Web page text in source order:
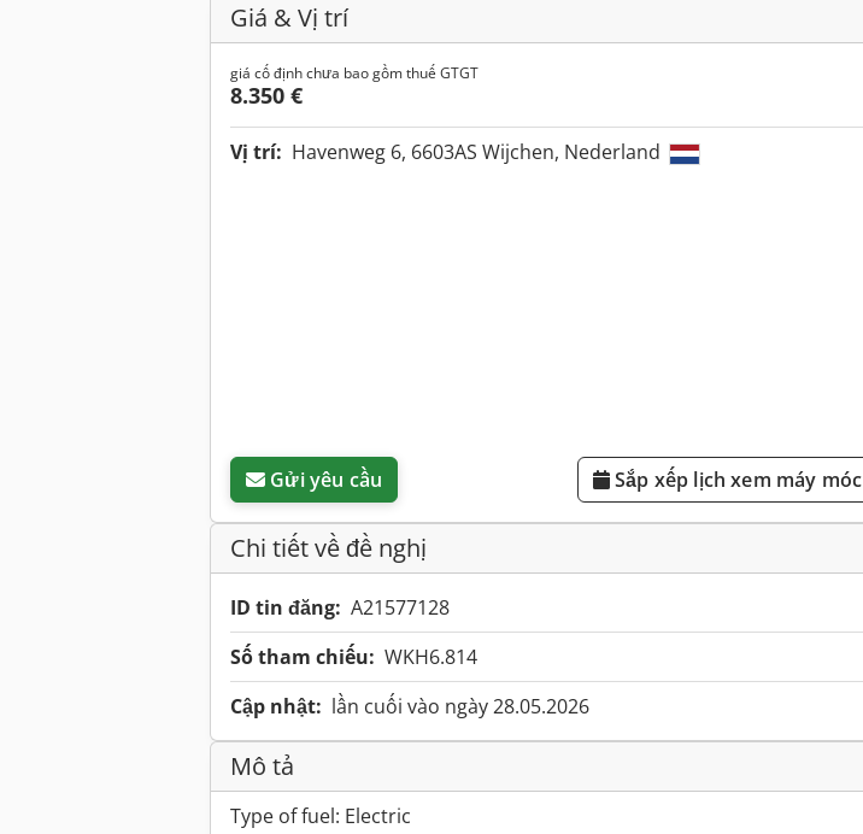
Giá & Vị trí
giá cố định chưa bao gồm thuế GTGT
8.350 €
Vị trí: Havenweg 6, 6603AS Wijchen, Nederland
Gửi yêu cầu Sắp xếp lịch xem máy móc
Chi tiết về đề nghị
ID tin đăng: A21577128
Số tham chiếu: WKH6.814
Cập nhật: lần cuối vào ngày 28.05.2026
Mô tả
Type of fuel: Electric